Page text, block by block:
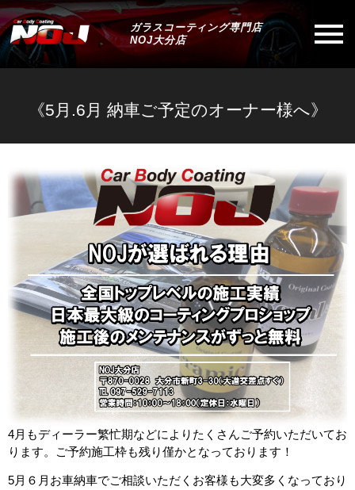
ガラスコーティング専門店
NOJ大分店
《5月.6月 納車ご予定のオーナー様へ》
4月もディーラー繁忙期などによりたくさんご予約いただいてお
ります。ご予約施工枠も残り僅かとなっております！
5月６月お車納車でご相談いただくお客様も大変多くなっており